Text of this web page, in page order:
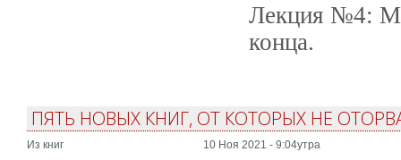
Лекция №4:
конца.
ПЯТЬ НОВЫХ КНИГ, ОТ КОТОРЫХ НЕ
Из книг 10 Ноя 2021 - 9:04утра